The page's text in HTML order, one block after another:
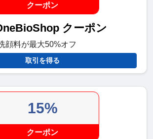
クーポン
クーポン
顔料が最大50%オフ
取引を得る
15%
クーポン